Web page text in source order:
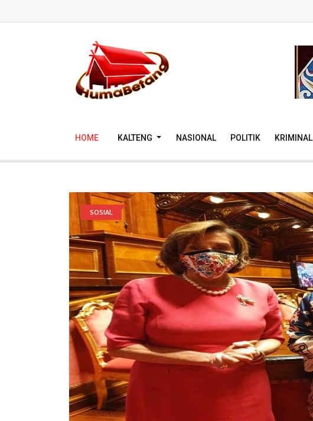
HOME KALTENG NASIONAL POLITIK KRIMINAL
SOSIAL